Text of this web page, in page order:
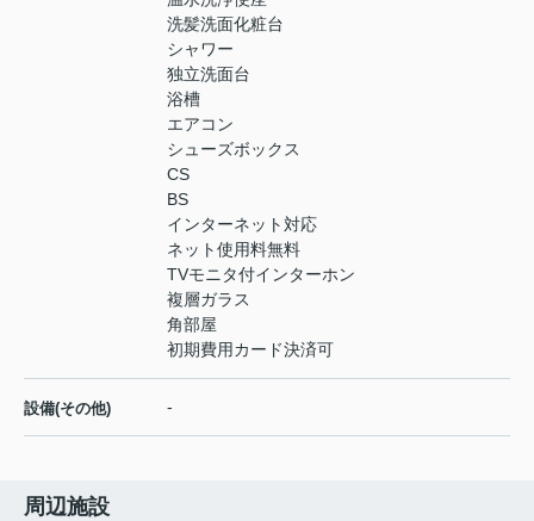
洗髪洗面化粧台
シャワー
独立洗面台
浴槽
エアコン
シューズボックス
CS
BS
インターネット対応
ネット使用料無料
TVモニタ付インターホン
複層ガラス
角部屋
初期費用カード決済可
設備(その他) -
周辺施設